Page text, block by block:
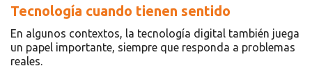
Tecnología cuando tienen sentido
En algunos contextos, la tecnología digital también juega
un papel importante, siempre que responda a problemas
reales.